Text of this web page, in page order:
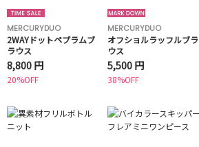
MERCURYDUO
2WAYドットペプラムブ
ラウス
8,800 円
20%OFF
MERCURYDUO
オフショルラッフルブラ
ウス
5,500 円
38%OFF